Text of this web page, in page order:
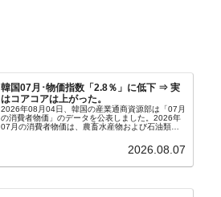
韓国07月･物価指数「2.8％」に低下 ⇒ 実
はコアコアは上がった。
2026年08月04日、韓国の産業通商資源部は「07月
の消費者物価」のデータを公表しました。2026年
07月の消費者物価は、農畜水産物および石油類の
2.8％上昇（06月は3.2％）となり、上昇率は前...
2026.08.07